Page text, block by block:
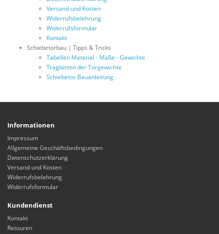
Versand und Kosten
Widerrufsbelehrung
Widerrufsformular
Kontakt
Schiebetorbau | Tipps & Tricks
Tabellen Material - Maße - Gewichte
Traglasten der Torgewichte
Schiebetor Bauanleitung
Informationen
Impressum
Allgemeine Geschäftsbedingungen
Datenschutzerklärung
Versand und Kosten
Widerrufsbelehrung
Widerrufsformular
Kundendienst
Kontakt
Retouren